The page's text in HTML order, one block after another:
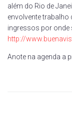
além do Rio de
envolvente trabalho
ingressos por onde
http://
Anote na agenda a